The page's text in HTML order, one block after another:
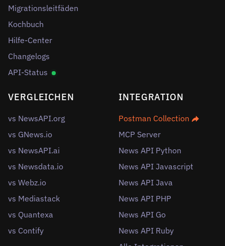
Migrationsleitfäden
Kochbuch
Hilfe-Center
Changelogs
API-Status
VERGLEICHEN
vs NewsAPI.org
vs GNews.io
vs NewsAPI.ai
vs Newsdata.io
vs Webz.io
vs Mediastack
vs Quantexa
vs Contify
INTEGRATION
Postman Collection
MCP Server
News API Python
News API Javascript
News API Java
News API PHP
News API Go
News API Ruby